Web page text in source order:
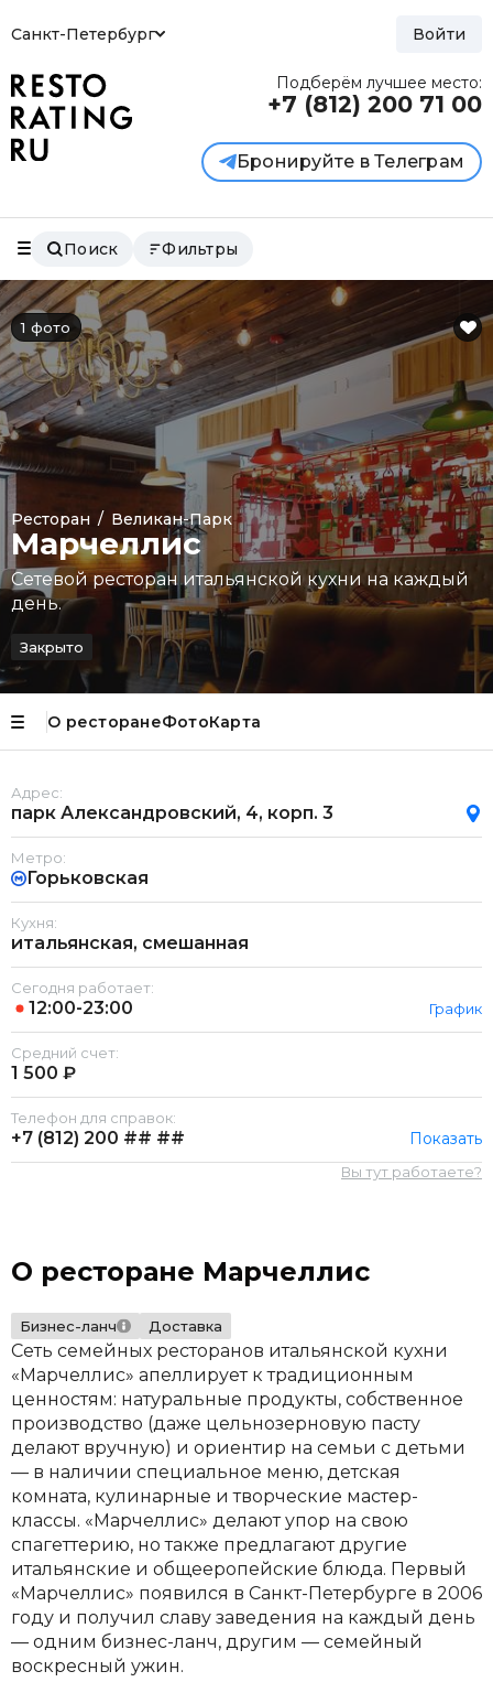
Санкт-Петербург Войти
Подберём лучшее место:
+7 (812) 200 71 00
Бронируйте в Телеграм
Поиск Фильтры
1 фото
Ресторан / Великан-Парк
Марчеллис
Сетевой ресторан итальянской кухни на каждый
день.
Закрыто
О ресторанеФотоКарта
Адрес:
парк Александровский, 4, корп. 3
Метро:
Горьковская
Кухня:
итальянская, смешанная
Сегодня работает:
12:00-23:00 График
Средний счет:
1 500 ₽
Телефон для справок:
+7 (812) 200 ## ## Показать
Вы тут работаете?
О ресторане Марчеллис
Бизнес-ланч Доставка
Сеть семейных ресторанов итальянской кухни
«Марчеллис» апеллирует к традиционным
ценностям: натуральные продукты, собственное
производство (даже цельнозерновую пасту
делают вручную) и ориентир на семьи с детьми
— в наличии специальное меню, детская
комната, кулинарные и творческие мастер-
классы. «Марчеллис» делают упор на свою
спагеттерию, но также предлагают другие
итальянские и общееропейские блюда. Первый
«Марчеллис» появился в Санкт-Петербурге в 2006
году и получил славу заведения на каждый день
— одним бизнес-ланч, другим — семейный
воскресный ужин.